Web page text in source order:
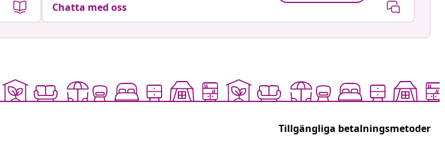
Chatta med oss
Tillgängliga betalningsmetoder